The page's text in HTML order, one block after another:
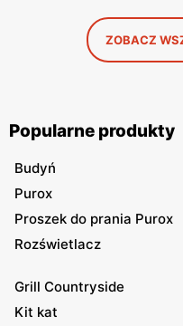
ZOBACZ
Popularne produkty
Budyń
Purox
Proszek do prania Purox
Rozświetlacz
Grill Countryside
Kit kat